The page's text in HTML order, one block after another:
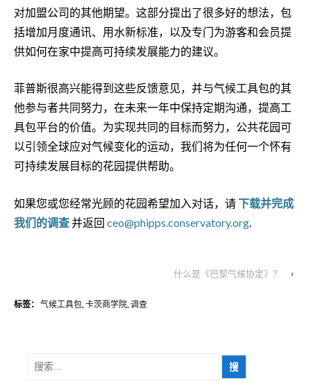
对加盟公司的其他期望。这部分提出了很多好的想法，包
括增加月度通讯、用水新标准，以及专门为游客和会员提
供如何在家中提高可持续发展能力的建议。
菲普斯很高兴能得到这些反馈意见，并与气候工具包的其
他参与者共同努力，在未来一年中保持定期沟通，提高工
具包平台的价值。为实现共同的目标而努力，公共花园可
以引领全球应对气候变化的运动，我们将为任何一个怀有
可持续发展目标的花园提供帮助。
如果您或您经常光顾的花园希望加入对话，请下载并完成
我们的调查并返回 ceo@phipps.conservatory.org.
什么是《巴黎气候协定》？ ›
标签： 气候工具包,卡茨商学院,调查
搜